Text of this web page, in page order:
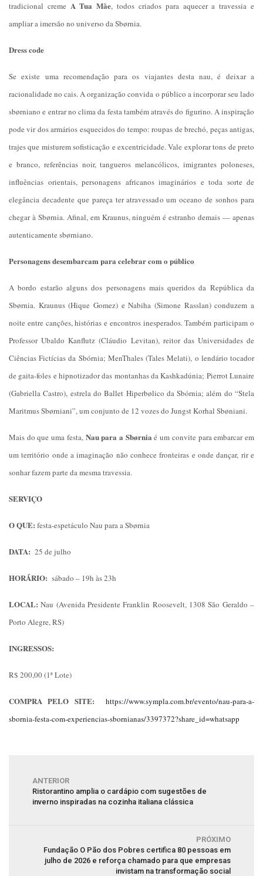
tradicional creme A Tua Mãe, todos criados para aquecer a travessia e
ampliar a imersão no universo da Sbørnia.
Dress code
Se existe uma recomendação para os viajantes desta nau, é deixar a
racionalidade no cais. A organização convida o público a incorporar seu lado
sbørniano e entrar no clima da festa também através do figurino. A inspiração
pode vir dos armários esquecidos do tempo: roupas de brechó, peças antigas,
trajes que misturem sofisticação e excentricidade. Vale explorar tons de preto
e branco, referências noir, tangueros melancólicos, imigrantes poloneses,
influências orientais, personagens africanos imaginários e toda sorte de
elegância decadente que pareça ter atravessado um oceano de sonhos para
chegar à Sbørnia. Afinal, em Kraunus, ninguém é estranho demais — apenas
autenticamente sbørniano.
Personagens desembarcam para celebrar com o público
A bordo estarão alguns dos personagens mais queridos da República da
Sbørnia. Kraunus (Hique Gomez) e Nabiha (Simone Rasslan) conduzem a
noite entre canções, histórias e encontros inesperados. Também participam o
Professor Ubaldo Kanflutz (Cláudio Levitan), reitor das Universidades de
Ciências Fictícias da Sbórnia; MenThales (Tales Melati), o lendário tocador
de gaita-foles e hipnotizador das montanhas da Kashkadúnia; Pierrot Lunaire
(Gabriella Castro), estrela do Ballet Hiperbølico da Sbórnia; além do “Stela
Maritmus Sbørniani”, um conjunto de 12 vozes do Jungst Korhal Sbøniani.
Mais do que uma festa, Nau para a Sbørnia é um convite para embarcar em
um território onde a imaginação não conhece fronteiras e onde dançar, rir e
sonhar fazem parte da mesma travessia.
SERVIÇO
O QUE: festa-espetáculo Nau para a Sbørnia
DATA: 25 de julho
HORÁRIO: sábado – 19h às 23h
LOCAL: Nau (Avenida Presidente Franklin Roosevelt, 1308 São Geraldo –
Porto Alegre, RS)
INGRESSOS:
R$ 200,00 (1ª Lote)
COMPRA PELO SITE:
https://www.sympla.com.br/evento/nau-para-a-
sbornia-festa-com-experiencias-sbornianas/3397372?share_id=whatsapp
ANTERIOR
Ristorantino amplia o cardápio com sugestões de
inverno inspiradas na cozinha italiana clássica
PRÓXIMO
Fundação O Pão dos Pobres certifica 80 pessoas em
julho de 2026 e reforça chamado para que empresas
invistam na transformação social